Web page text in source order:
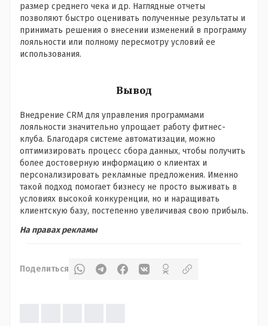
размер среднего чека и др. Наглядные отчеты
позволяют быстро оценивать полученные результаты и
принимать решения о внесении изменений в программу
лояльности или полному пересмотру условий ее
использования.
Вывод
Внедрение CRM для управления программами
лояльности значительно упрощает работу фитнес-
клуба. Благодаря системе автоматизации, можно
оптимизировать процесс сбора данных, чтобы получить
более достоверную информацию о клиентах и
персонализировать рекламные предложения. Именно
такой подход помогает бизнесу не просто выживать в
условиях высокой конкуренции, но и наращивать
клиентскую базу, постепенно увеличивая свою прибыль.
На правах рекламы
Поделиться